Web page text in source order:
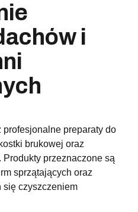
i
preparaty do
brukowej oraz
przeznaczone są
sprzątających oraz
się czyszczeniem